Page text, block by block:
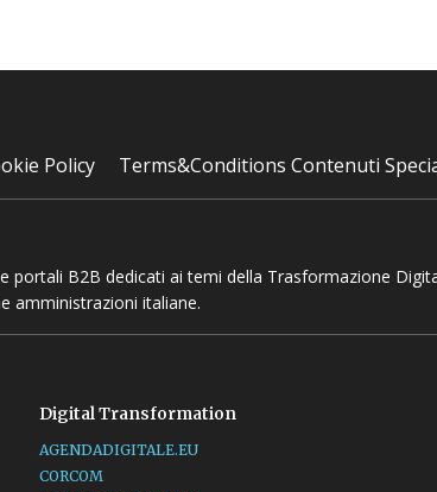
Policy Terms&Conditions Contenuti
B2B dedicati ai temi della Trasformazione
amministrazioni italiane.
Digital Transformation
AGENDADIGITALE.EU
CORCOM